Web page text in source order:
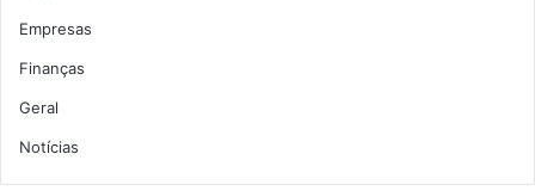
Empresas
Finanças
Geral
Notícias